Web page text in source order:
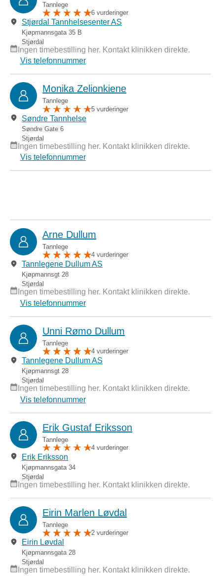
Tannlege
6 vurderinger
Stjørdal Tannhelsesenter AS
Kjøpmannsgata 35 B
Stjørdal
Ingen timebestilling her. Kontakt klinikken direkte.
Vis telefonnummer
Monika Zelionkiene
Tannlege
5 vurderinger
Søndre Tannhelse
Søndre Gate 6
Stjørdal
Ingen timebestilling her. Kontakt klinikken direkte.
Vis telefonnummer
Arne Dullum
Tannlege
4 vurderinger
Tannlegene Dullum AS
Kjøpmannsgt 28
Stjørdal
Ingen timebestilling her. Kontakt klinikken direkte.
Vis telefonnummer
Unni Rømo Dullum
Tannlege
4 vurderinger
Tannlegene Dullum AS
Kjøpmannsgt 28
Stjørdal
Ingen timebestilling her. Kontakt klinikken direkte.
Vis telefonnummer
Erik Gustaf Eriksson
Tannlege
4 vurderinger
Erik Eriksson
Kjøpmannsgata 34
Stjørdal
Ingen timebestilling her. Kontakt klinikken direkte.
Eirin Marlen Løvdal
Tannlege
2 vurderinger
Eirin Løvdal
Kjøpmannsgata 28
Stjørdal
Ingen timebestilling her. Kontakt klinikken direkte.